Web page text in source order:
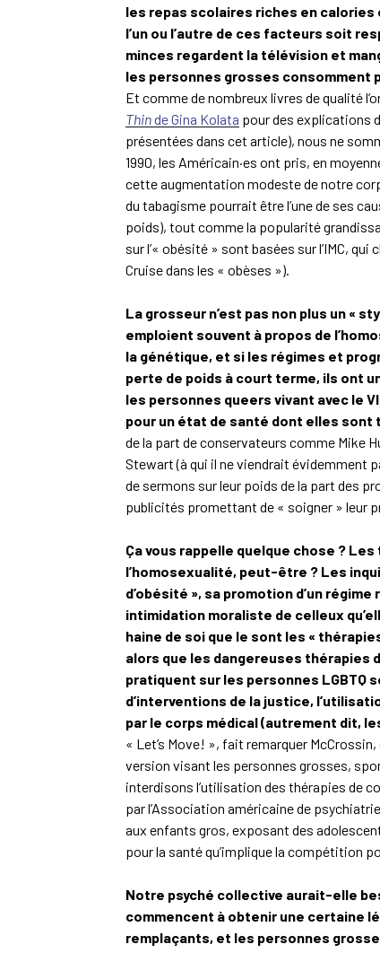
les repas scolaires riches en
l’un ou l’autre de ces facteurs soit
minces regardent la télévision et
les personnes grosses consomment
Et comme de nombreux livres de qualité
Thinde Gina Kolata pour des explications
présentées dans cet article), nous ne
1990, les Américain·es ont pris, en
cette augmentation modeste de notre
du tabagisme pourrait être l’une de ses
poids), tout comme la popularité
sur l’« obésité » sont basées sur l’IMC,
Cruise dans les « obèses »).
La grosseur n’est pas non plus un «
emploient souvent à propos de
la génétique, et si les régimes et
perte de poids à court terme, ils ont
les personnes queers vivant avec le
pour un état de santé dont elles sont
de la part de conservateurs comme Mike
Stewart (à qui il ne viendrait évidemment
de sermons sur leur poids de la part des
publicités promettant de « soigner » leur
Ça vous rappelle quelque chose ?
l’homosexualité, peut-être ? Les
d’obésité », sa promotion d’un
intimidation moraliste de celleux
haine de soi que le sont les «
alors que les dangereuses thérapies
pratiquent sur les personnes
d’interventions de la justice,
par le corps médical (autrement dit,
« Let’s Move! », fait remarquer
version visant les personnes grosses,
interdisons l’utilisation des thérapies de
par l’Association américaine de
aux enfants gros, exposant des
pour la santé qu’implique la compétition
Notre psyché collective aurait-elle
commencent à obtenir une certaine
remplaçants, et les personnes